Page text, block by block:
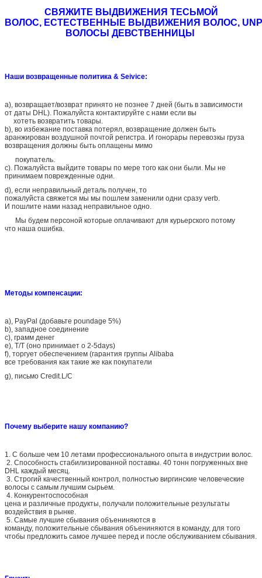
СВЯЖИТЕ ВЫДВИЖЕНИЯ ТЕСЬМОЙ
ВОЛОС, ЕСТЕСТВЕННЫЕ ВЫДВИЖЕНИЯ ВОЛОС,
ВОЛОСЫ ДЕВСТВЕННИЦЫ
Наши возвращенные политика & Seivice:
a), возвращает/возврат принято не познее 7 дней (быть в зависимости
от даты DHL). Пожалуйста контактируйте с нами если вы
хотеть возвратить товары.
b), во избежание поставка потерял, возвращение должен быть
аранжирован воздушной почтой регистра. И гонорары перевозкы груза
возвращения должны быть оплащены мимо
покупатель.
c). Пожалуйста выйдите товары по мере того как они были. Мы не
принимаем поврежденные одни.
d), если неправильный деталь получен, то
пожалуйста свяжется мы мы пошлем заменили одни сразу verb.
И пошлите нами назад неправильное одно.
Мы будем персоной которые оплачивают для курьерского потому
что наша ошибка.
Методы компенсации:
a), PayPal (добавьте poundage 5%)
b), западное соединение
c), грамм денег
e), T/T (оно принимает о 2-5days)
f), торгует обеспечением (гарантия группы Alibaba
все требования как такие же как покупатели
g), письмо Credit.L/C
Почему выберите нашу компанию?
1. С больше чем 10 летами профессионального опыта в индустрии волос.
2. Способность стабилизированной поставкы. 40 тонн погруженных вне
DHL каждый месяц.
3. Строгий качественный контрол, полностью виргинские человеческие
волосы с самым лучшим сырьем.
4. Конкурентоспособная
цена и различные продукты, получали положительные результаты
воздействия в рынке.
5. Самые лучшие сбывания объениняются в
команду, положительные сбывания объениняются в команду, для того
чтобы предложить самое лучшее перед и после обслуживанием сбывания.